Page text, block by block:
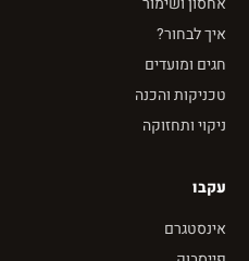
איך לבחור?
חגים ומועדים
טכניקות והכנה
ניקוי ותחזוקה
עקבו
אינסטגרם